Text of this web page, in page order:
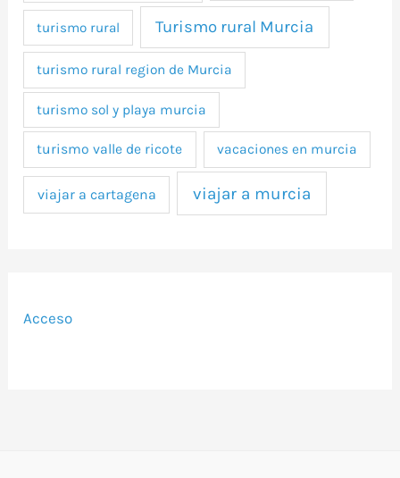
turismo rural Turismo rural Murcia
turismo rural region de Murcia
turismo sol y playa murcia
turismo valle de ricote vacaciones en murcia
viajar a cartagena viajar a murcia
Acceso